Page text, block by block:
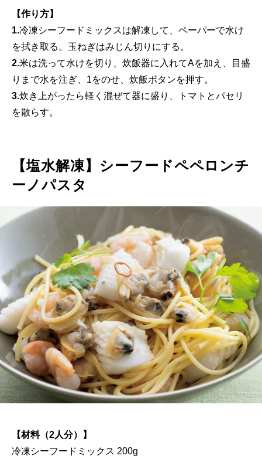
【作り方】
1.冷凍シーフードミックスは解凍して、ペーパーで水け
を拭き取る。玉ねぎはみじん切りにする。
2.米は洗って水けを切り、炊飯器に入れてAを加え、目盛
りまで水を注ぎ、1をのせ、炊飯ボタンを押す。
3.炊き上がったら軽く混ぜて器に盛り、トマトとパセリ
を散らす。
【塩水解凍】シーフードペペロンチ
ーノパスタ
【材料（2人分）】
冷凍シーフードミックス 200g